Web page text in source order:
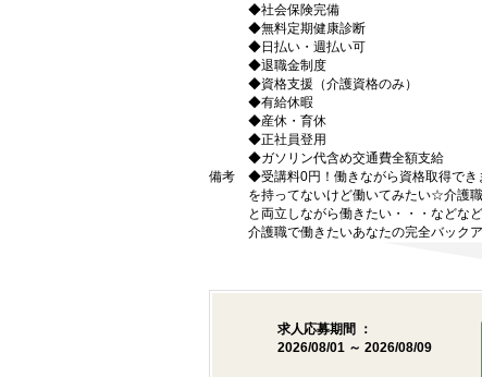
◆社会保険完備
◆無料定期健康診断
◆日払い・週払い可
◆退職金制度
◆資格支援（介護資格のみ）
◆有給休暇
◆産休・育休
◆正社員登用
◆ガソリン代含め交通費全額支給
備考
◆受講料0円！働きながら資格取得で
を持ってないけど働いてみたい☆介護
と両立しながら働きたい・・・などなど
介護職で働きたいあなたの完全バック
求人応募期間 ：
2026/08/01 ～ 2026/08/09